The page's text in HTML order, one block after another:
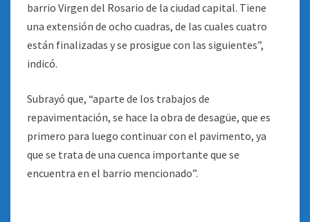
barrio Virgen del Rosario de la ciudad capital. Tiene
una extensión de ocho cuadras, de las cuales cuatro
están finalizadas y se prosigue con las siguientes”,
indicó.
Subrayó que, “aparte de los trabajos de
repavimentación, se hace la obra de desagüe, que es
primero para luego continuar con el pavimento, ya
que se trata de una cuenca importante que se
encuentra en el barrio mencionado”.